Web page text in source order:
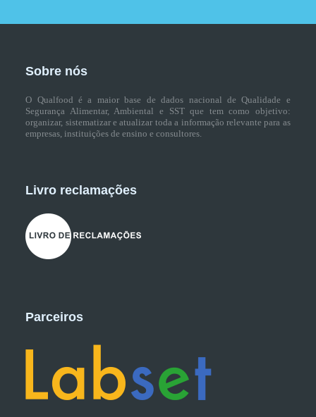
Sobre nós
O Qualfood é a maior base de dados nacional de Qualidade e
Segurança Alimentar, Ambiental e SST que tem como objetivo:
organizar, sistematizar e atualizar toda a informação relevante para as
empresas, instituições de ensino e consultores.
Livro reclamações
Parceiros